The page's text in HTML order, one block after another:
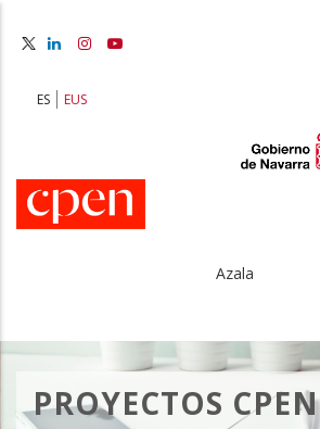
content
ES EUS
Azala
PROYECTOS CPEN